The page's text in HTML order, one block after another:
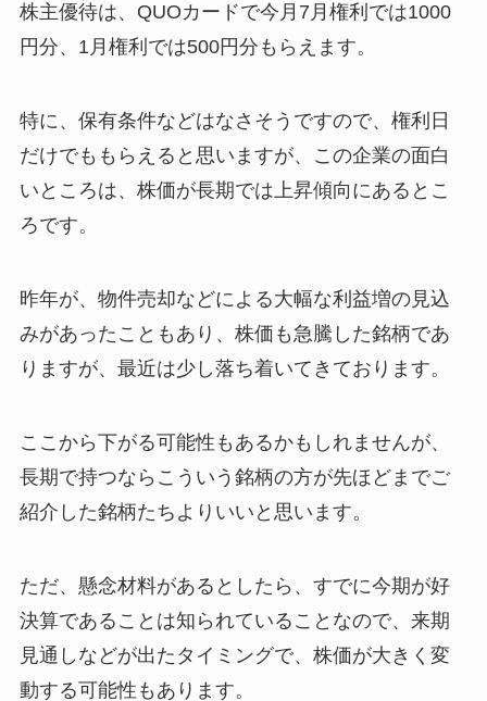
株主優待は、QUOカードで今月7月権利では1000
円分、1月権利では500円分もらえます。
特に、保有条件などはなさそうですので、権利日
だけでももらえると思いますが、この企業の面白
いところは、株価が長期では上昇傾向にあるとこ
ろです。
昨年が、物件売却などによる大幅な利益増の見込
みがあったこともあり、株価も急騰した銘柄であ
りますが、最近は少し落ち着いてきております。
ここから下がる可能性もあるかもしれませんが、
長期で持つならこういう銘柄の方が先ほどまでご
紹介した銘柄たちよりいいと思います。
ただ、懸念材料があるとしたら、すでに今期が好
決算であることは知られていることなので、来期
見通しなどが出たタイミングで、株価が大きく変
動する可能性もあります。